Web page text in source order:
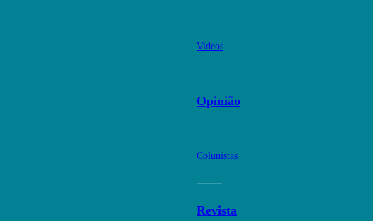
Videos
Opinião
Colunistas
Revista